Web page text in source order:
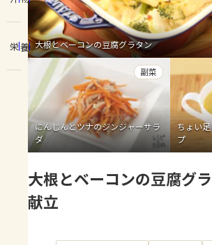
レシピ
トーク
よくあるお問い合わせ
お買い物
AJINOMOTO PARK とは
栄養 大根とベーコンの豆腐グラタン
にんじんとツナのジンジャーサラ
ダ
副菜
ちょい
プ
大根とベーコンの豆腐グ
献立